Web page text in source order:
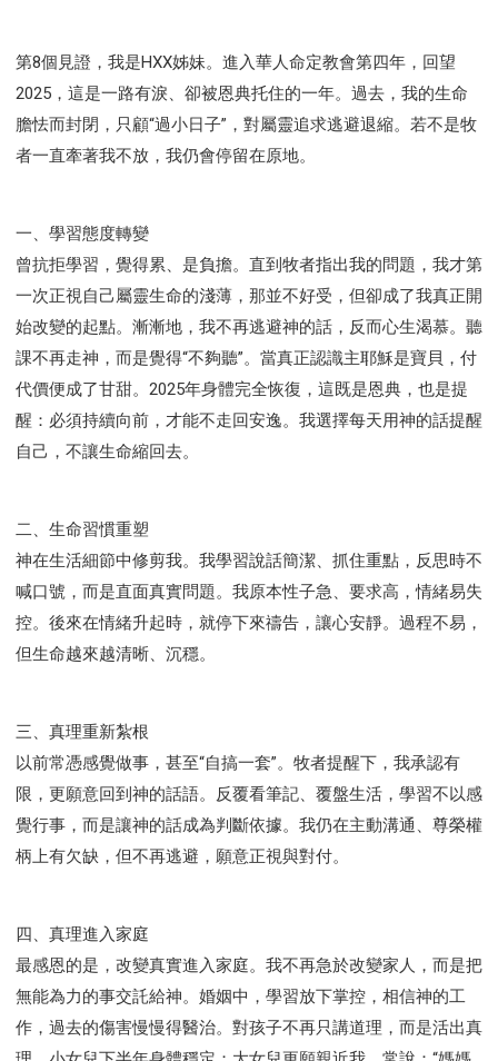
第8個見證，我是HXX姊妹。進入華人命定教會第四年，回望
2025，這是一路有淚、卻被恩典托住的一年。過去，我的生命
膽怯而封閉，只顧“過小日子”，對屬靈追求逃避退縮。若不是牧
者一直牽著我不放，我仍會停留在原地。
一、學習態度轉變
曾抗拒學習，覺得累、是負擔。直到牧者指出我的問題，我才第
一次正視自己屬靈生命的淺薄，那並不好受，但卻成了我真正開
始改變的起點。漸漸地，我不再逃避神的話，反而心生渴慕。聽
課不再走神，而是覺得“不夠聽”。當真正認識主耶穌是寶貝，付
代價便成了甘甜。2025年身體完全恢復，這既是恩典，也是提
醒：必須持續向前，才能不走回安逸。我選擇每天用神的話提醒
自己，不讓生命縮回去。
二、生命習慣重塑
神在生活細節中修剪我。我學習說話簡潔、抓住重點，反思時不
喊口號，而是直面真實問題。我原本性子急、要求高，情緒易失
控。後來在情緒升起時，就停下來禱告，讓心安靜。過程不易，
但生命越來越清晰、沉穩。
三、真理重新紮根
以前常憑感覺做事，甚至“自搞一套”。牧者提醒下，我承認有
限，更願意回到神的話語。反覆看筆記、覆盤生活，學習不以感
覺行事，而是讓神的話成為判斷依據。我仍在主動溝通、尊榮權
柄上有欠缺，但不再逃避，願意正視與對付。
四、真理進入家庭
最感恩的是，改變真實進入家庭。我不再急於改變家人，而是把
無能為力的事交託給神。婚姻中，學習放下掌控，相信神的工
作，過去的傷害慢慢得醫治。對孩子不再只講道理，而是活出真